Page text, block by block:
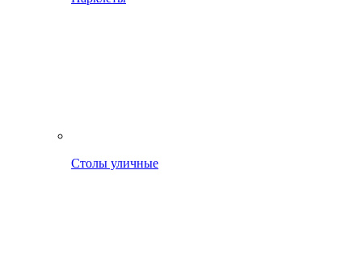
Столы уличные